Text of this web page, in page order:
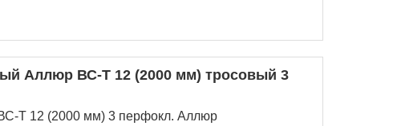
Аллюр ВС-Т 12 (2000 мм) тросовый 3
Т 12 (2000 мм) 3 перфокл. Аллюр